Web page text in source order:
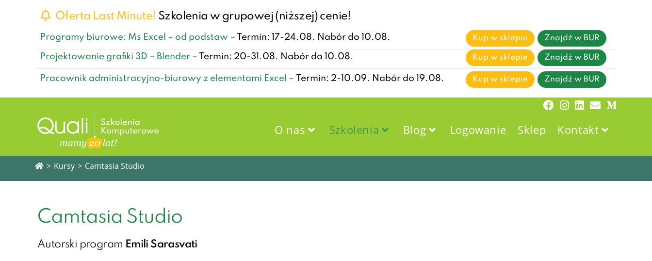
Oferta Last Minute! Szkolenia w grupowej (niższej) cenie!
Programy biurowe: Ms Excel – od podstaw – Termin: 17-24.08. Nabór do 10.08. Kup w sklepie Znajdź w BUR
Projektowanie grafiki 3D – Blender – Termin: 20-31.08. Nabór do 10.08. Kup w sklepie Znajdź w BUR
Pracownik administracyjno-biurowy z elementami Excel – Termin: 2-10.09. Nabór do 19.08. Kup w sklepie Znajdź w BUR
O nas Szkolenia Blog Logowanie Sklep Kontakt
> Kursy > Camtasia Studio
Camtasia Studio
Autorski program Emili Sarasvati